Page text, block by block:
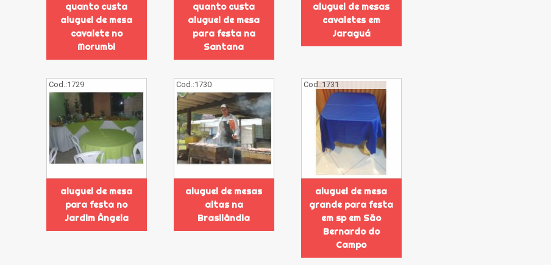
quanto custa
aluguel de mesa
cavalete no
Morumbi
quanto custa
aluguel de mesa
para festa na
Santana
aluguel de mesas
cavaletes em
Jaraguá
Cod.:1729
aluguel de mesa
para festa no
Jardim Ângela
Cod.:1730
aluguel de mesas
altas na
Brasilândia
Cod.:1731
aluguel de mesa
grande para festa
em sp em São
Bernardo do
Campo